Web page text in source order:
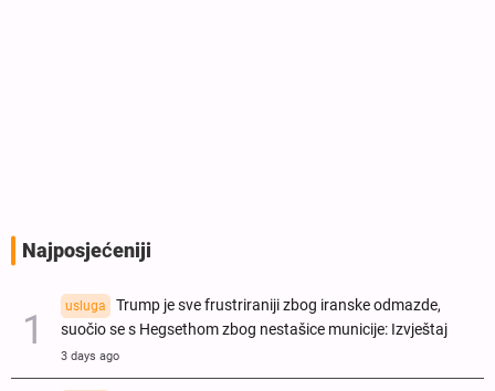
Najposjećeniji
usluga
Trump je sve frustriraniji zbog iranske odmazde,
suočio se s Hegsethom zbog nestašice municije: Izvještaj
3 days ago